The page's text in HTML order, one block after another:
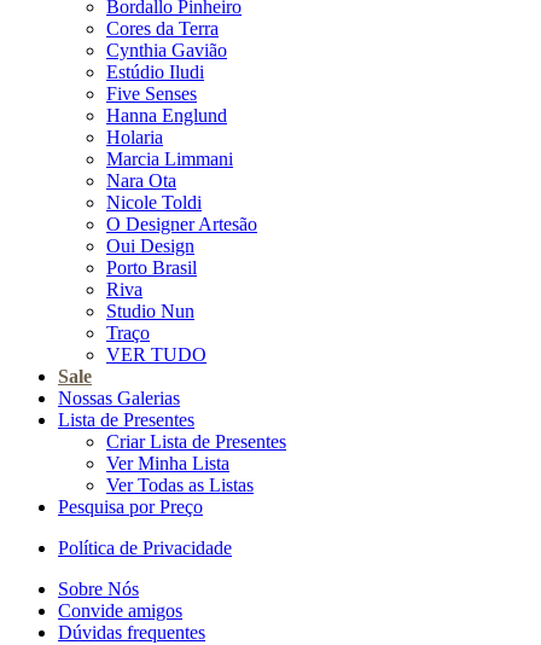
Bordallo Pinheiro
Cores da Terra
Cynthia Gavião
Estúdio Iludi
Five Senses
Hanna Englund
Holaria
Marcia Limmani
Nara Ota
Nicole Toldi
O Designer Artesão
Oui Design
Porto Brasil
Riva
Studio Nun
Traço
VER TUDO
Sale
Nossas Galerias
Lista de Presentes
Criar Lista de Presentes
Ver Minha Lista
Ver Todas as Listas
Pesquisa por Preço
Política de Privacidade
Sobre Nós
Convide amigos
Dúvidas frequentes